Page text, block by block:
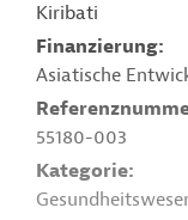
Kiribati
Finanzierung
Asiatische
55180-003
Kategorie